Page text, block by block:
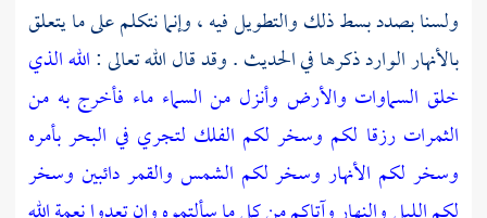
ولسنا بصدد بسط ذلك والتطويل فيه ، وإنما نتكلم على ما يتعلق
بالأنهار الوارد ذكرها في الحديث . وقد قال الله تعالى :الله الذي
خلق السماوات والأرض وأنزل من السماء ماء فأخرج به من
الثمرات رزقا لكم وسخر لكم الفلك لتجري في البحر بأمره
وسخر لكم الأنهار وسخر لكم الشمس والقمر دائبين وسخر